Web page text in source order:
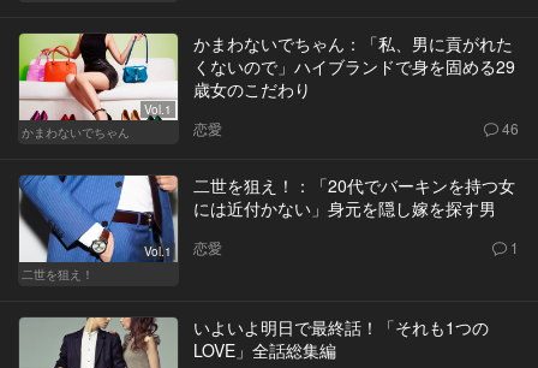
Vol.1
かまわないでちゃん
かまわないでちゃん：「私、男に貢がれた
くないので」ハイブランドで身を固める29
歳女のこだわり
恋愛 46
Vol.1
二世を狙え！
二世を狙え！：「20代でバーキンを持つ女
には近付かない」身元を隠し嫁を探す男
恋愛 1
いよいよ明日で最終話！「それも1つの
LOVE」全話総集編